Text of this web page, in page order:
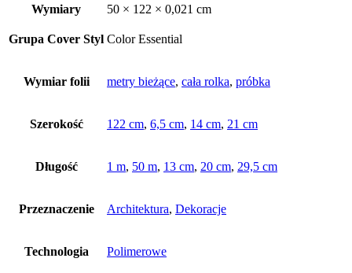
Wymiary
50 × 122 × 0,021 cm
Grupa Cover Styl Color Essential
Wymiar folii metry bieżące, cała rolka, próbka
Szerokość 122 cm, 6,5 cm, 14 cm, 21 cm
Długość 1 m, 50 m, 13 cm, 20 cm, 29,5 cm
Przeznaczenie Architektura, Dekoracje
Technologia Polimerowe